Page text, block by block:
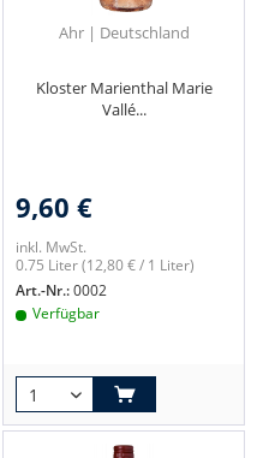
Ahr | Deutschland
Kloster Marienthal Marie
Vallé...
9,60 €
inkl. MwSt.
0.75 Liter(12,80 € / 1 Liter)
Art.-Nr.:0002
Verfügbar